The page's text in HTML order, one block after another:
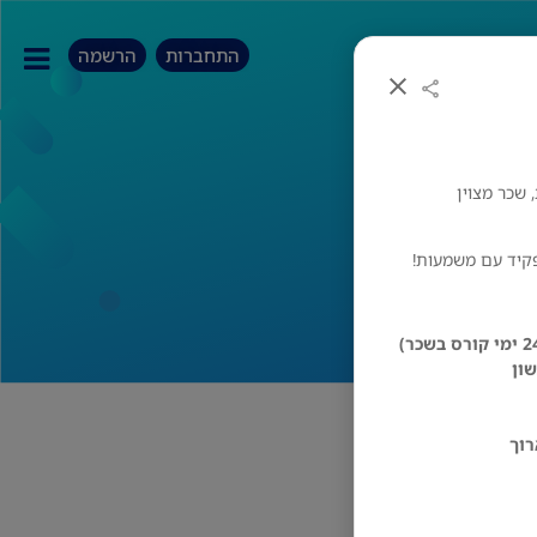
שכר מצוין
עם משמעות!
התחברות הרשמה